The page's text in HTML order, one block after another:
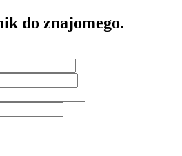
do znajomego.